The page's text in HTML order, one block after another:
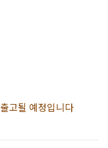
고될 예정입니다